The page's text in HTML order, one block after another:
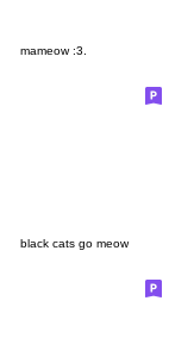
mameow :3.
black cats go meow